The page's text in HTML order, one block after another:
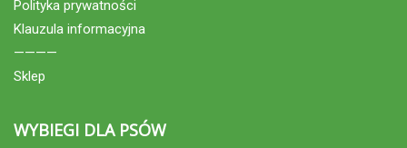
Polityka prywatności
Klauzula informacyjna
————
Sklep
WYBIEGI DLA PSÓW